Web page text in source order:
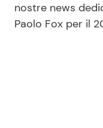
nostre news
Paolo Fox per il